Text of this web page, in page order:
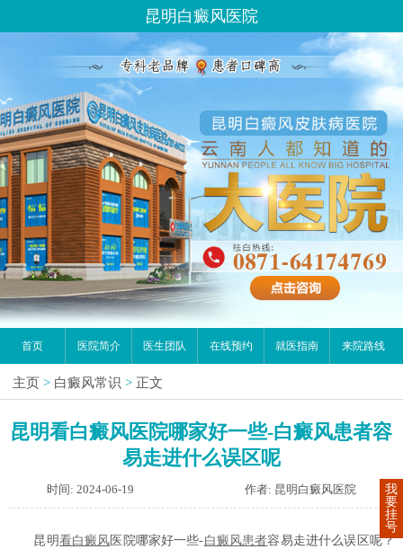
昆明白癜风医院
首页 医院简介 医生团队 在线预约 就医指南 来院路线
主页 > 白癜风常识 > 正文
昆明看白癜风医院哪家好一些-白癜风患者容
易走进什么误区呢
时间: 2024-06-19 作者: 昆明白癜风医院
昆明看白癜风 医院哪家好一些-白癜风患者容易走进什么误区呢？
我
要
挂
号